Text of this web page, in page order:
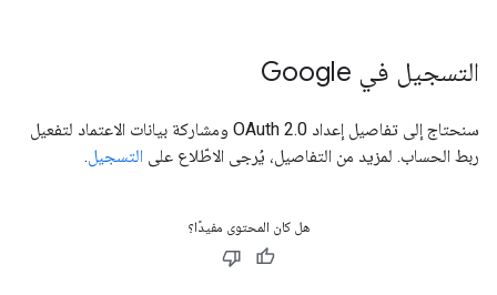
التسجيل في Google
سنحتاج إلى تفاصيل إعداد OAuth 2.0 ومشاركة بيانات الاعتماد لتفعيل
ربط الحساب. لمزيد من التفاصيل، يُرجى الاطّلاع على التسجيل.
هل كان المحتوى مفيدًا؟